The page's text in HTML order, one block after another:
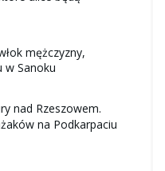
mężczyzny,
w Sanoku
nad Rzeszowem.
na Podkarpaciu